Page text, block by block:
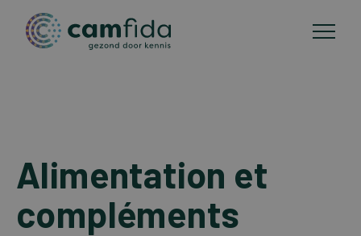
contenu
Alimentation et
compléments
Méthodes de CMA
Publications